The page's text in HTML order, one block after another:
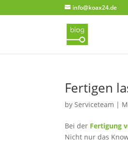
info@koax24.de
Fertigen
byServiceteam |
Bei der Fertigung
Nicht nur das